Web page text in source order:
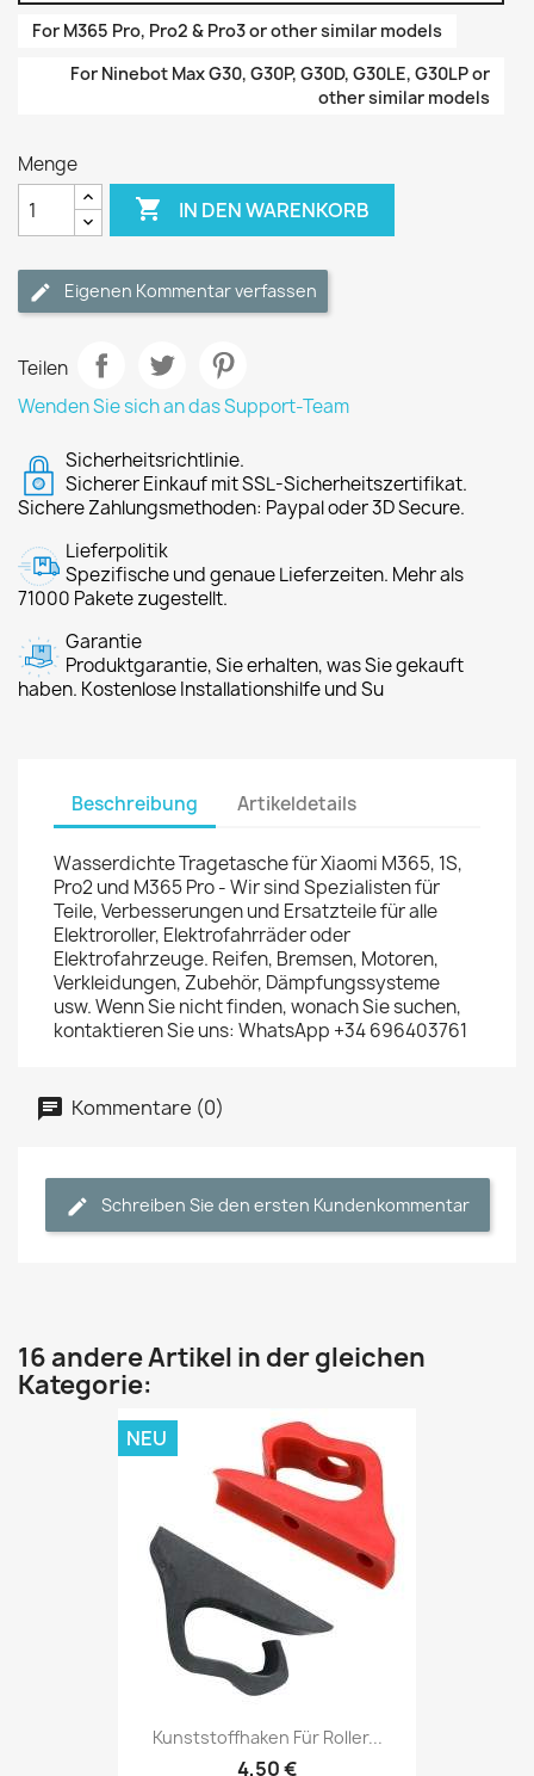
For M365 Pro, Pro2 & Pro3 or other similar models
For Ninebot Max G30, G30P, G30D, G30LE, G30LP or
other similar models
Menge
 IN DEN WARENKORB
Eigenen Kommentar verfassen
Teilen
Wenden Sie sich an das Support-Team
Sicherheitsrichtlinie.
Sicherer Einkauf mit SSL-Sicherheitszertifikat.
Sichere Zahlungsmethoden: Paypal oder 3D Secure.
Lieferpolitik
Spezifische und genaue Lieferzeiten. Mehr als
71000 Pakete zugestellt.
Garantie
Produktgarantie, Sie erhalten, was Sie gekauft
haben. Kostenlose Installationshilfe und Su
Beschreibung Artikeldetails
Wasserdichte Tragetasche für Xiaomi M365, 1S,
Pro2 und M365 Pro - Wir sind Spezialisten für
Teile, Verbesserungen und Ersatzteile für alle
Elektroroller, Elektrofahrräder oder
Elektrofahrzeuge. Reifen, Bremsen, Motoren,
Verkleidungen, Zubehör, Dämpfungssysteme
usw. Wenn Sie nicht finden, wonach Sie suchen,
kontaktieren Sie uns: WhatsApp +34 696403761
Kommentare (0)
Schreiben Sie den ersten Kundenkommentar
16 andere Artikel in der gleichen
Kategorie:
Kunststoffhaken Für Roller...
4,50 €
NEU